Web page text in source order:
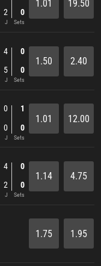
2
J
0
Sets
1.01 19.50
4
5
J
0
0
Sets
1.50 2.40
0
0
J
1
0
Sets
1.01 12.00
4
2
J
0
0
Sets
1.14 4.75
1.75 1.95